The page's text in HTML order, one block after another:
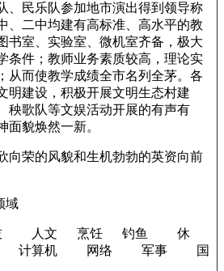
、民乐队参加地市演出得到领导称
、二中均建有高标准、高水平的教
书室、实验室、微机室齐备，极大
条件；教师业务素质较高，理论实
从而使教学成绩全市名列全茅。各
明建设，积极开展文明生态村建
秧歌队等文娱活动开展的有声有
面貌焕然一新。
向荣的风貌和生机勃勃的英资向前
域
人文 烹饪 钓鱼 休
计算机 网络 军事 国